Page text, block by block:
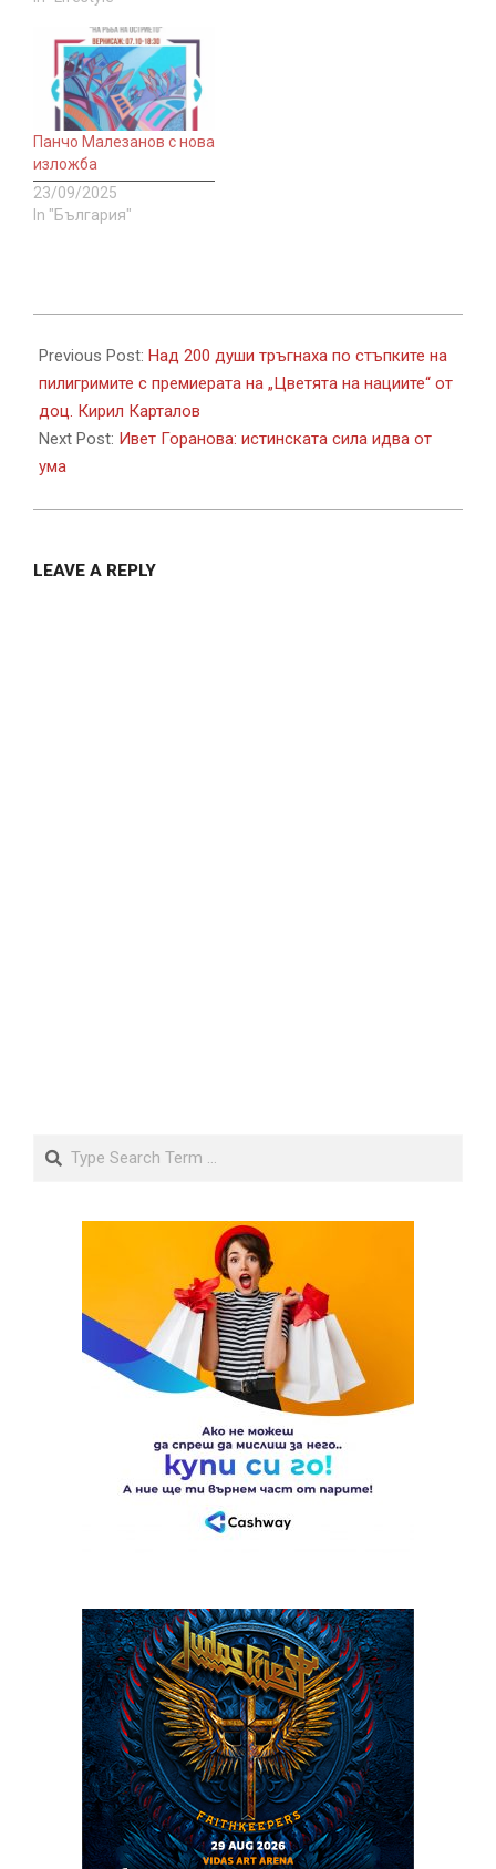
Панчо Мaлезанов с нова
изложба
23/09/2025
In "България"
03-
13
Previous Post: Над 200 души тръгнаха по стъпките на
пилигримите с премиерата на „Цветята на нациите“ от
доц. Кирил Карталов
Next Post: Ивет Горанова: истинската сила идва от
ума
LEAVE A REPLY
Search